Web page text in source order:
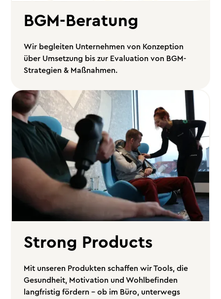
BGM-Beratung
Wir begleiten Unternehmen von Konzeption
über Umsetzung bis zur Evaluation von BGM-
Strategien & Maßnahmen.
Strong Products
Mit unseren Produkten schaffen wir Tools, die
Gesundheit, Motivation und Wohlbefinden
langfristig fördern – ob im Büro, unterwegs